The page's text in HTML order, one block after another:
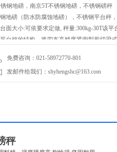
钢地磅，南京5T不锈钢地磅，不锈钢磅秤
地磅（防水防腐蚀地磅），不锈钢平台秤
面大小:可依要求定做, 秤量:300kg-30T该
台秤的结构，将四支高精度紧密型剪切梁
免费咨询：021-58972770-801
发邮件给我们：shyhengshc@163.com
秤